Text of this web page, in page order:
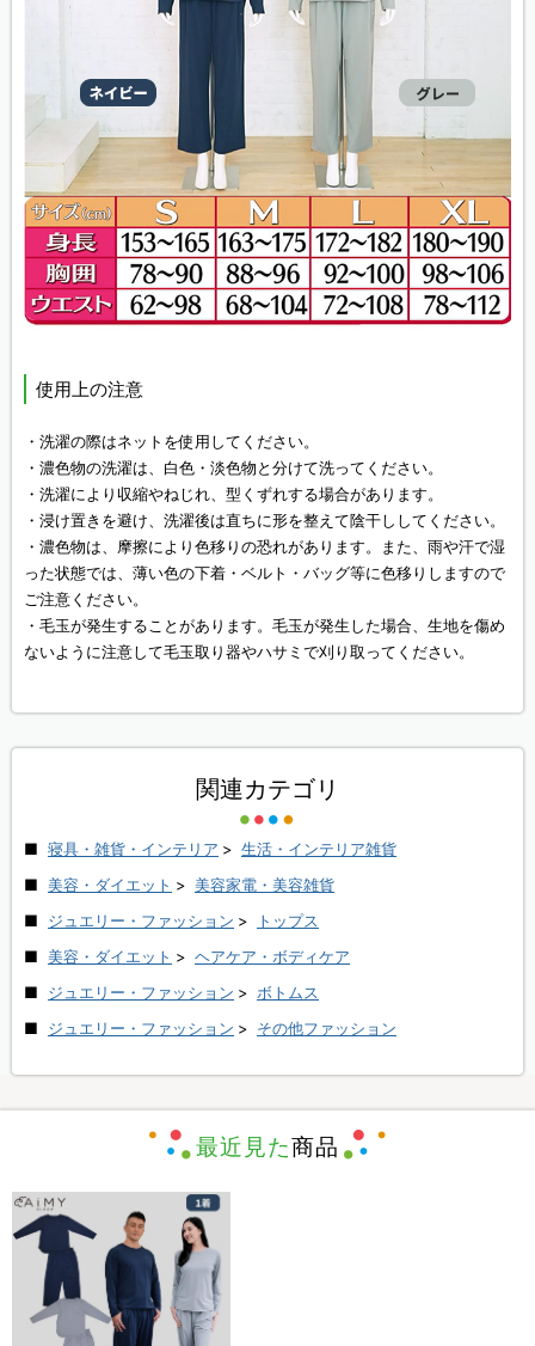
使用上の注意
・洗濯の際はネットを使用してください。
・濃色物の洗濯は、白色・淡色物と分けて洗ってください。
・洗濯により収縮やねじれ、型くずれする場合があります。
・浸け置きを避け、洗濯後は直ちに形を整えて陰干ししてください。
・濃色物は、摩擦により色移りの恐れがあります。また、雨や汗で湿
った状態では、薄い色の下着・ベルト・バッグ等に色移りしますので
ご注意ください。
・毛玉が発生することがあります。毛玉が発生した場合、生地を傷め
ないように注意して毛玉取り器やハサミで刈り取ってください。
関連カテゴリ
寝具・雑貨・インテリア > 生活・インテリア雑貨
美容・ダイエット > 美容家電・美容雑貨
ジュエリー・ファッション >
トップス
美容・ダイエット > ヘアケア・ボディケア
ジュエリー・ファッション > ボトムス
ジュエリー・ファッション > その他ファッション
最近見た商品